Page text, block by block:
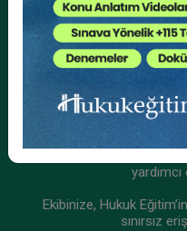
Hukuk Eğitim
Ekibinize, Hukuk
sınırsız